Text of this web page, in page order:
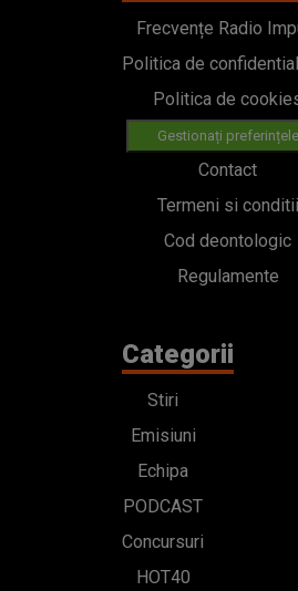
Frecvențe Radio
Politica de
Politica de
Gestionați preferințele
Contact
Termeni si conditii
Cod deontologic
Regulamente
Categorii
Stiri
Emisiuni
Echipa
PODCAST
Concursuri
HOT40